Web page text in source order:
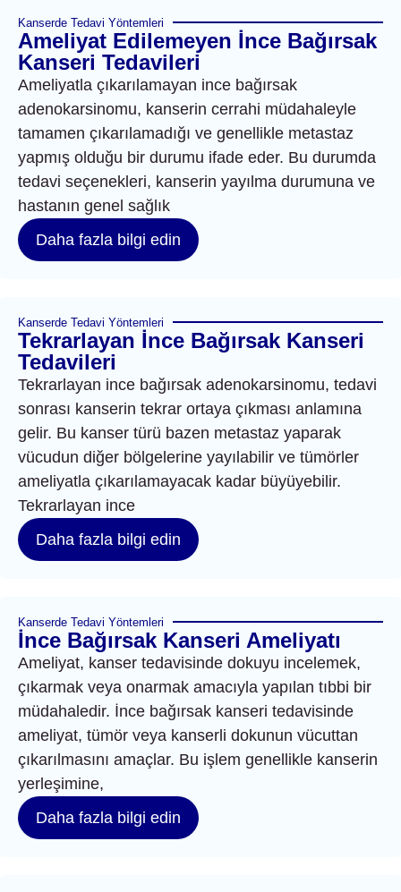
Kanserde Tedavi Yöntemleri
Ameliyat Edilemeyen İnce Bağırsak
Kanseri Tedavileri
Ameliyatla çıkarılamayan ince bağırsak
adenokarsinomu, kanserin cerrahi müdahaleyle
tamamen çıkarılamadığı ve genellikle metastaz
yapmış olduğu bir durumu ifade eder. Bu durumda
tedavi seçenekleri, kanserin yayılma durumuna ve
hastanın genel sağlık
Daha fazla bilgi edin
Kanserde Tedavi Yöntemleri
Tekrarlayan İnce Bağırsak Kanseri
Tedavileri
Tekrarlayan ince bağırsak adenokarsinomu, tedavi
sonrası kanserin tekrar ortaya çıkması anlamına
gelir. Bu kanser türü bazen metastaz yaparak
vücudun diğer bölgelerine yayılabilir ve tümörler
ameliyatla çıkarılamayacak kadar büyüyebilir.
Tekrarlayan ince
Daha fazla bilgi edin
Kanserde Tedavi Yöntemleri
İnce Bağırsak Kanseri Ameliyatı
Ameliyat, kanser tedavisinde dokuyu incelemek,
çıkarmak veya onarmak amacıyla yapılan tıbbi bir
müdahaledir. İnce bağırsak kanseri tedavisinde
ameliyat, tümör veya kanserli dokunun vücuttan
çıkarılmasını amaçlar. Bu işlem genellikle kanserin
yerleşimine,
Daha fazla bilgi edin